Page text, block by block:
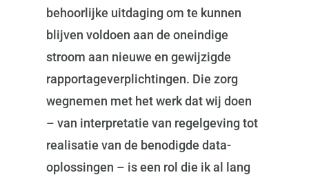
behoorlijke uitdaging om te kunnen
blijven voldoen aan de oneindige
stroom aan nieuwe en gewijzigde
rapportageverplichtingen. Die zorg
wegnemen met het werk dat wij doen
– van interpretatie van regelgeving tot
realisatie van de benodigde data-
oplossingen – is een rol die ik al lang